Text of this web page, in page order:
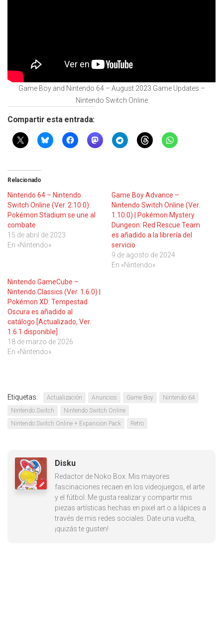
Game Boy and Nintendo 64 – August 2023 Game Updates –
Nintendo Switch Online
Compartir esta entrada:
Relacionado
Nintendo 64 – Nintendo
Switch Online (Ver. 2.10.0):
Pokémon Stadium se une al
combate
15 de abril de 2023
En «Nintendo»
Game Boy Advance –
Nintendo Switch Online (Ver.
1.10.0) | Pokémon Mystery
Dungeon: Red Rescue Team
es añadido a la librería del
servicio
9 de agosto de 2024
En «Nintendo»
Nintendo GameCube –
Nintendo Classics (Ver. 1.6.0) |
Pokémon XD: Tempestad
Oscura es añadido al
catálogo [Actualizado, Ver.
1.6.1 disponible]
18 de marzo de 2026
En «Nintendo»
Etiquetas: Actualización Anuncios Game Boy
Nintendo 64
Nintendo Switch
Nintendo Switch Online
Nintendo Switch Online + Expansion Pack
Retro
Disku
Redactor de Noko Box. Mis mayores
fascinaciones recaen en los videojuegos, el arte
y el fútbol. Me gusta realizar y compartir mis
piezas artísticas hechas en pixel art o a lápices a
través de mis redes sociales. Date una vuelta,
¡quizás te gusten!